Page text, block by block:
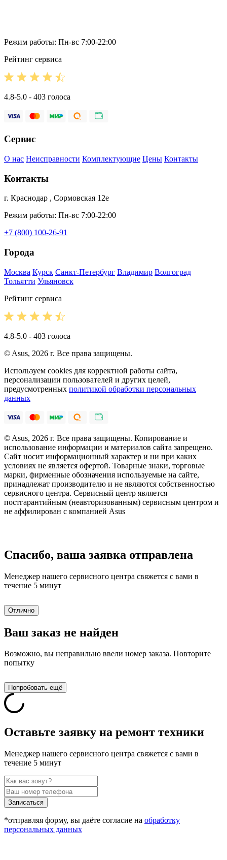
Режим работы: Пн-вс 7:00-22:00
Рейтинг сервиса
4.8-5.0 - 403 голоса
Сервис
О нас Неисправности Комплектующие Цены Контакты
Контакты
г. Краснодар , Сормовская 12е
Режим работы: Пн-вс 7:00-22:00
+7 (800) 100-26-91
Города
Москва Курск Санкт-Петербург Владимир Волгоград
Тольятти Ульяновск
Рейтинг сервиса
4.8-5.0 - 403 голоса
© Asus, 2026 г. Все права защищены.
Используем cookies для корректной работы сайта,
персонализации пользователей и других целей,
предусмотренных политикой обработки персональных
данных
© Asus, 2026 г. Все права защищены. Копирование и
использование информации и материалов сайта запрещено.
Сайт носит информационный характер и ни при каких
условиях не является офертой. Товарные знаки, торговые
марки, фирменные обозначения используемые на сайте,
принадлежат производителю и не являются собственностью
сервисного центра. Сервисный центр является
постгарантийным (неавторизованным) сервисным центром и
не аффилирован с компанией Asus
Спасибо, ваша заявка отправлена
Менеджер нашего сервисного центра свяжется с вами в
течение 5 минут
Отлично
Ваш заказ не найден
Возможно, вы неправильно ввели номер заказа. Повторите
попытку
Попробовать ещё
Оставьте заявку на ремонт техники
Менеджер нашего сервисного центра свяжется с вами в
течение 5 минут
Записаться
*отправляя форму, вы даёте согласие на обработку
персональных данных